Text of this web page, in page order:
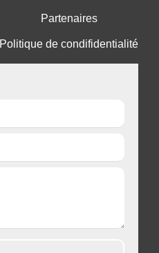
Partenaires
Politique de condifidentialité